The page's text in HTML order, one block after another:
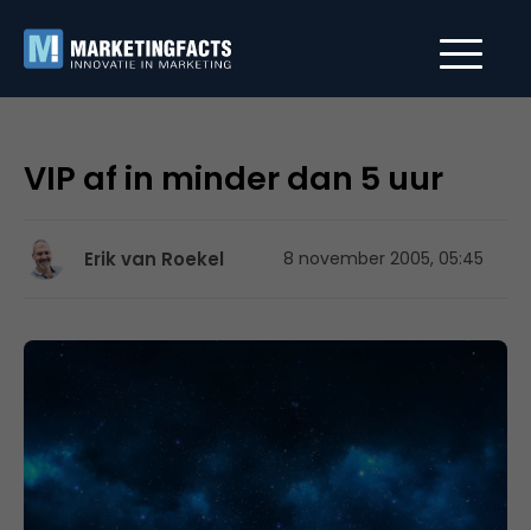
VIP af in minder dan 5 uur
Erik van Roekel 8 november 2005, 05:45